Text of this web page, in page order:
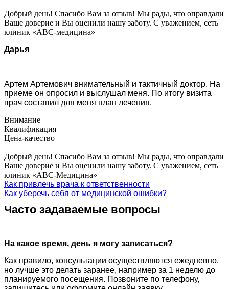
Добрый день! Спасибо Вам за отзыв! Мы рады, что оправдали
Ваше доверие и Вы оценили нашу заботу. С уважением, сеть
клиник «АВС-медицина»
Дарья
Артем Артемович внимательный и тактичный доктор. На
приеме он опросил и выслушал меня. По итогу визита
врач составил для меня план лечения.
Внимание
Квалификация
Цена-качество
Добрый день! Спасибо Вам за отзыв! Мы рады, что оправдали
Ваше доверие и Вы оценили нашу заботу. С уважением, сеть
клиник «АВС-Медицина»
Как привлечь врача к ответственности
Как уберечь себя от медицинской ошибки?
Часто задаваемые вопросы
На какое время, день я могу записаться?
Как правило, консультации осуществляются ежедневно,
но лучше это делать заранее, например за 1 неделю до
планируемого посещения. Позвоните по телефону,